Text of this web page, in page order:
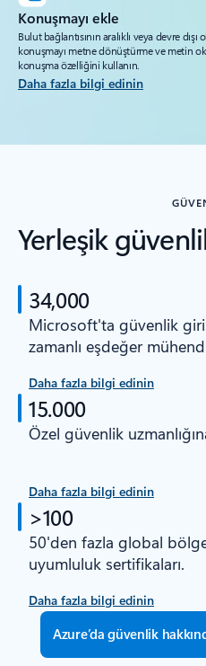
Konuşmayı ekle
Bulut bağlantısının aralıklı veya devre
konuşmayı metne dönüştürme ve metin
konuşma özelliğini kullanın.
Daha fazla bilgi edinin
Yerleşik
34,000
Microsoft'ta güvenlik
zamanlı eşdeğer
Daha fazla bilgi edinin
15.000
Özel güvenlik
Daha fazla bilgi edinin
>100
50'den fazla global
uyumluluk sertifikaları.
Daha fazla bilgi edinin
Azure’da güvenlik